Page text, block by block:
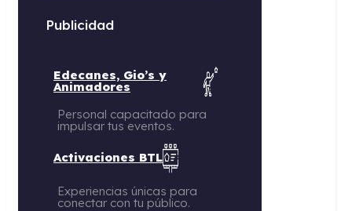
Publicidad
Edecanes, Gio’s y
Animadores
Personal capacitado para
impulsar tus eventos.
Activaciones BTL
Experiencias únicas para
conectar con tu público.